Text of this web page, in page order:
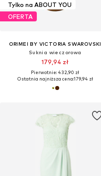
Tylko na ABOUT YOU
OFERTA
ORIMEI BY VICTORIA SWAROVSKI
Suknia wieczorowa
179,94 zł
Pierwotnie: 432,90 zł
Ostatnia najniższa cena:179,94 zł